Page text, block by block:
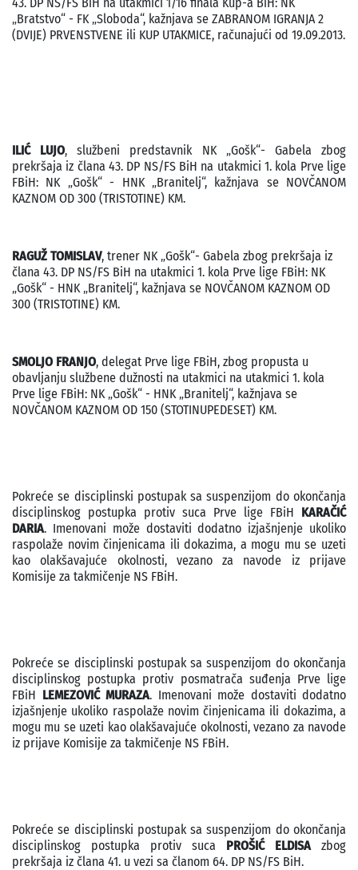
„Bratstvo“ - FK „Sloboda“, kažnjava se ZABRANOM IGRANJA 2
(DVIJE) PRVENSTVENE ili KUP UTAKMICE, računajući od 19.09.2013.
ILIĆ LUJO, službeni predstavnik NK „Gošk“- Gabela zbog
prekršaja iz člana 43. DP NS/FS BiH na utakmici 1. kola Prve lige
FBiH: NK „Gošk“ - HNK „Branitelj“, kažnjava se NOVČANOM
KAZNOM OD 300 (TRISTOTINE) KM.
RAGUŽ TOMISLAV, trener NK „Gošk“- Gabela zbog prekršaja iz
člana 43. DP NS/FS BiH na utakmici 1. kola Prve lige FBiH: NK
„Gošk“ - HNK „Branitelj“, kažnjava se NOVČANOM KAZNOM OD
300 (TRISTOTINE) KM.
SMOLJO FRANJO, delegat Prve lige FBiH, zbog propusta u
obavljanju službene dužnosti na utakmici na utakmici 1. kola
Prve lige FBiH: NK „Gošk“ - HNK „Branitelj“, kažnjava se
NOVČANOM KAZNOM OD 150 (STOTINUPEDESET) KM.
Pokreće se disciplinski postupak sa suspenzijom do okončanja
disciplinskog postupka protiv suca Prve lige FBiH KARAČIĆ
DARIA. Imenovani može dostaviti dodatno izjašnjenje ukoliko
raspolaže novim činjenicama ili dokazima, a mogu mu se uzeti
kao olakšavajuće okolnosti, vezano za navode iz prijave
Komisije za takmičenje NS FBiH.
Pokreće se disciplinski postupak sa suspenzijom do okončanja
disciplinskog postupka protiv posmatrača suđenja Prve lige
FBiH LEMEZOVIĆ MURAZA. Imenovani može dostaviti dodatno
izjašnjenje ukoliko raspolaže novim činjenicama ili dokazima, a
mogu mu se uzeti kao olakšavajuće okolnosti, vezano za navode
iz prijave Komisije za takmičenje NS FBiH.
Pokreće se disciplinski postupak sa suspenzijom do okončanja
disciplinskog postupka protiv suca PROŠIĆ ELDISAzbog
prekršaja iz člana 41. u vezi sa članom 64. DP NS/FS BiH.